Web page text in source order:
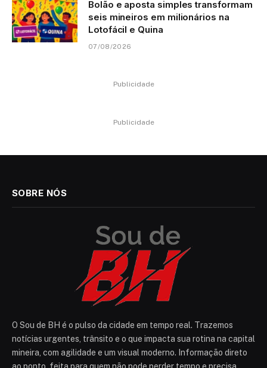
Bolão e aposta simples transformam
seis mineiros em milionários na
Lotofácil e Quina
07/08/2026
Publicidade
Publicidade
SOBRE NÓS
O Sou de BH é o pulso da cidade em tempo real. Trazemos
notícias urgentes, trânsito e o que impacta sua rotina na capital
mineira, com agilidade e um visual moderno. Informação direto